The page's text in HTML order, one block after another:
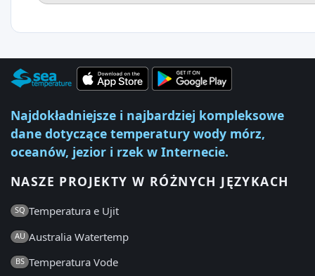
Najdokładniejsze i najbardziej kompleksowe
dane dotyczące temperatury wody mórz,
oceanów, jezior i rzek w Internecie.
NASZE PROJEKTY W RÓŻNYCH JĘZYKACH
SQ Temperatura e Ujit
AU Australia Watertemp
BS Temperatura Vode